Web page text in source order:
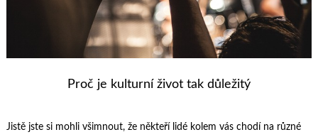
Proč je kulturní život tak důležitý
Jistě jste si mohli všimnout, že někteří lidé kolem vás chodí na různé